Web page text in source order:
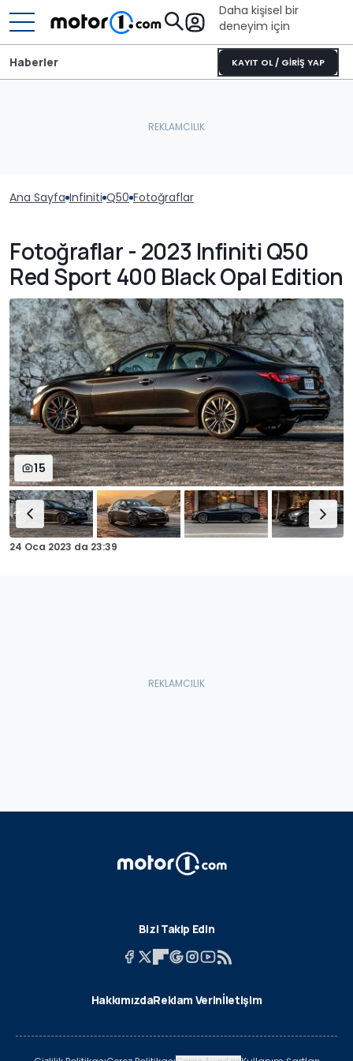
Daha kişisel bir
deneyim için
KAYIT OL / GİRİŞ YAP
Haberler
Ana Sayfa Infiniti Q50 Fotoğraflar
Fotoğraflar - 2023 Infiniti Q50
Red Sport 400 Black Opal Edition
15
24 Oca 2023 da 23:39
Bizi Takip Edin
HakkımızdaReklam Verinİletişim